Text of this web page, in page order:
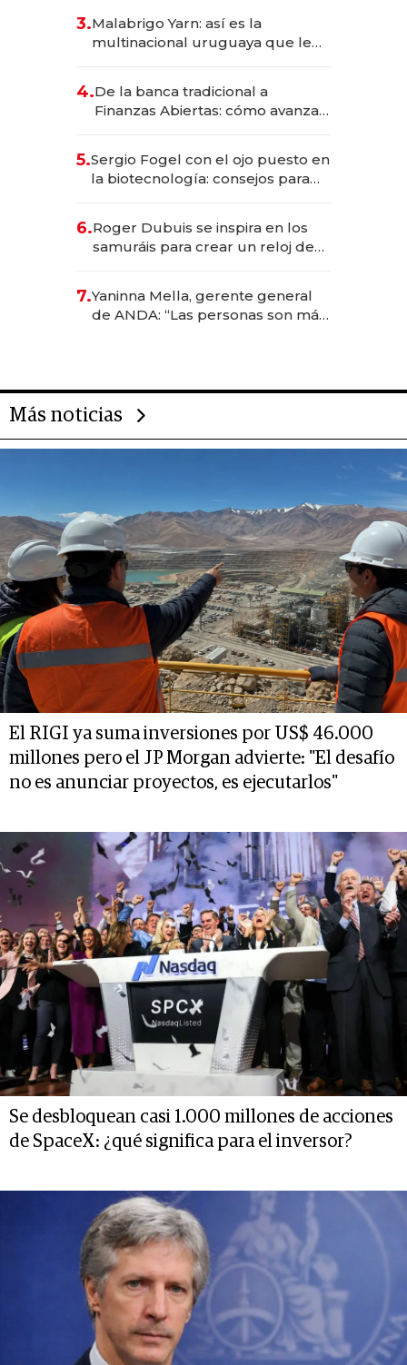
anticipación y prepara apertura
3.Malabrigo Yarn: así es la
multinacional uruguaya que le
4.De la banca tradicional a
Finanzas Abiertas: cómo avanza
5.Sergio Fogel con el ojo puesto en
la biotecnología: consejos para
6.Roger Dubuis se inspira en los
samuráis para crear un reloj de
7.Yaninna Mella, gerente general
de ANDA: “Las personas son más
Más noticias
El RIGI ya suma inversiones por US$ 46.000
millones pero el JP Morgan advierte: "El desafío
no es anunciar proyectos, es ejecutarlos"
Se desbloquean casi 1.000 millones de acciones
de SpaceX: ¿qué significa para el inversor?